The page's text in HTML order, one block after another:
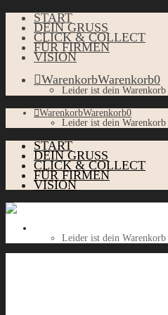
START
DEIN GRUSS
CLICK & COLLECT
FÜR FIRMEN
VISION
WarenkorbWarenkorb0
Leider ist dein Warenkorb
WarenkorbWarenkorb0
Leider ist dein Warenkorb
START
DEIN GRUSS
CLICK & COLLECT
FÜR FIRMEN
VISION
Leider ist dein Warenkorb